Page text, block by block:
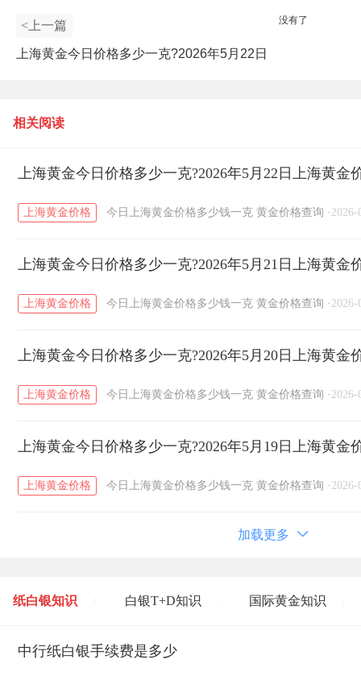
<上一篇
上海黄金今日价格多少一克?2026年5月22日
没有了
相关阅读
上海黄金今日价格多少一克?2026年5月22日上海黄金
上海黄金价格 今日上海黄金价格多少钱一克 黄金价格查询 · 2026-
上海黄金今日价格多少一克?2026年5月21日上海黄金
上海黄金价格 今日上海黄金价格多少钱一克 黄金价格查询 · 2026-
上海黄金今日价格多少一克?2026年5月20日上海黄金
上海黄金价格 今日上海黄金价格多少钱一克 黄金价格查询 · 2026-
上海黄金今日价格多少一克?2026年5月19日上海黄金
上海黄金价格 今日上海黄金价格多少钱一克 黄金价格查询 · 2026-
加载更多
纸白银知识 白银T+D知识 国际黄金知识
黄金T+D知识 / 粤贵银知识
中行纸白银手续费是多少